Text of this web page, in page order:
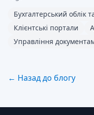
Бухгалтерський облік
Клієнтські портали
Управління
← Назад до блогу